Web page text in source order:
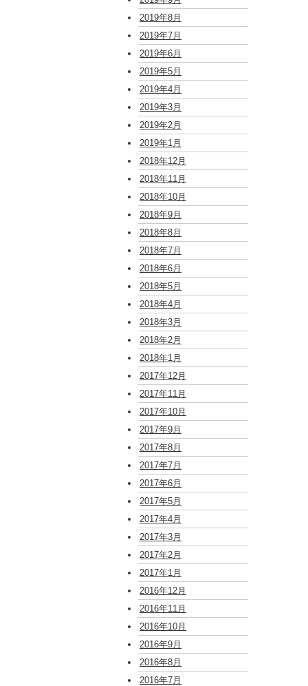
2019年8月
2019年7月
2019年6月
2019年5月
2019年4月
2019年3月
2019年2月
2019年1月
2018年12月
2018年11月
2018年10月
2018年9月
2018年8月
2018年7月
2018年6月
2018年5月
2018年4月
2018年3月
2018年2月
2018年1月
2017年12月
2017年11月
2017年10月
2017年9月
2017年8月
2017年7月
2017年6月
2017年5月
2017年4月
2017年3月
2017年2月
2017年1月
2016年12月
2016年11月
2016年10月
2016年9月
2016年8月
2016年7月